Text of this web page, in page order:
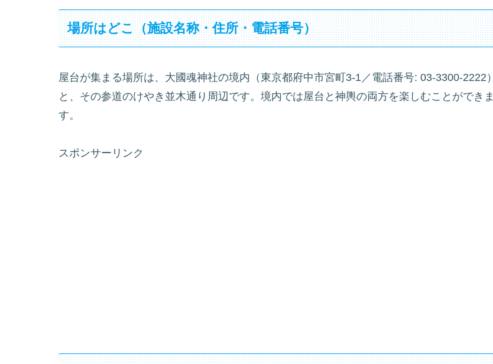
場所はどこ（施設名称・住所・電話番号）
屋台が集まる場所は、大國魂神社の境内（東京都府中市宮町3-1／電話番号: 03-3300-2222）
と、その参道のけやき並木通り周辺です。境内では屋台と神輿の両方を楽しむことができま
す。
スポンサーリンク